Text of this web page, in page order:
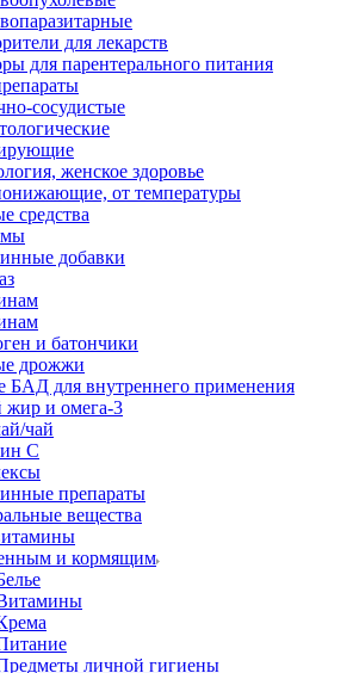
для лекарств
для парентерального питания
сосудистые
женское здоровье
от температуры
средства
добавки
и батончики
дрожжи
БАД для внутреннего применения
и омега-3
чай
С
препараты
вещества
и кормящим
личной гигиены